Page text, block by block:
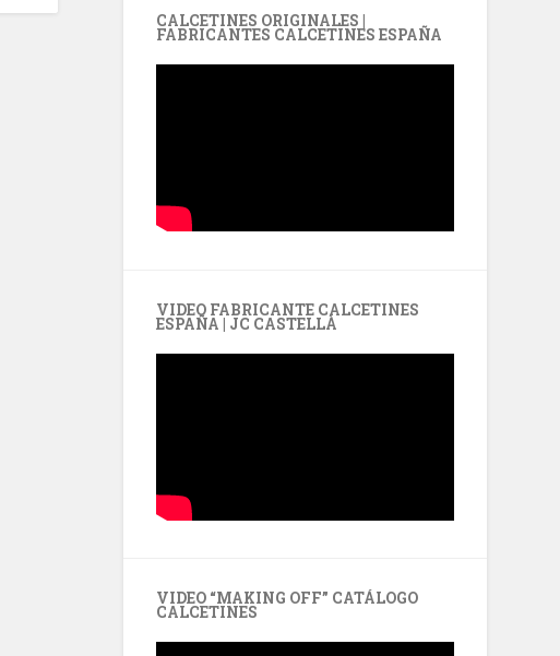
CALCETINES ORIGINALES |
FABRICANTES CALCETINES ESPAÑA
VIDEO FABRICANTE CALCETINES
ESPAÑA | JC CASTELLÀ
VIDEO “MAKING OFF” CATÁLOGO
CALCETINES